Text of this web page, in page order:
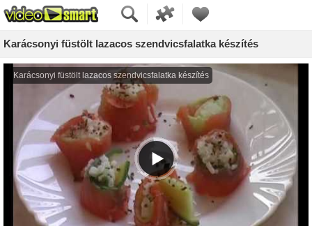
Karácsonyi füstölt lazacos szendvicsfalatka készítés